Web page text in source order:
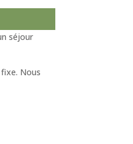
séjour
Nous